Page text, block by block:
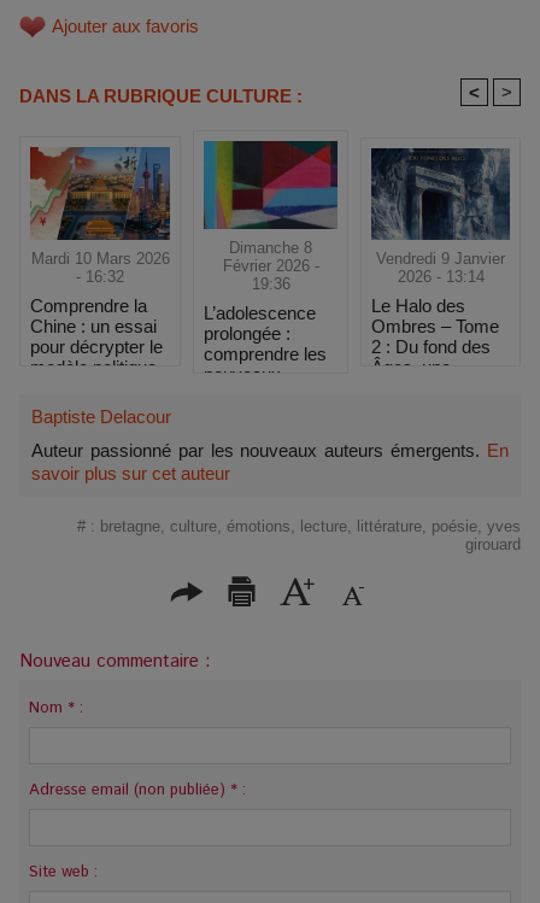
Ajouter aux favoris
DANS LA RUBRIQUE CULTURE : < >
Mardi 10 Mars 2026
- 16:32
Comprendre la
Chine : un essai
pour décrypter le
modèle politique
chinois
Dimanche 8
Février 2026 -
19:36
L’adolescence
prolongée :
comprendre les
nouveaux
Vendredi 9 Janvier
2026 - 13:14
Le Halo des
Ombres – Tome
2 : Du fond des
Âges, une
Baptiste Delacour
Auteur passionné par les nouveaux auteurs émergents. En
savoir plus sur cet auteur
# : bretagne, culture, émotions, lecture, littérature, poésie, yves
girouard
Nouveau commentaire :
Nom * :
Adresse email (non publiée) * :
Site web :